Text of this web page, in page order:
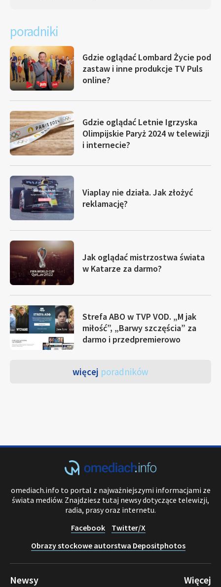
poradniki
Gdzie oglądać Lombard Życie pod
zastaw i inne produkcje TV Puls
online?
Gdzie oglądać Letnie Igrzyska
Olimpijskie Paryż 2024 w telewizji
i internecie?
Viaplay nie działa. Jak złożyć
reklamację?
Jak oglądać mistrzostwa świata
w Katarze za darmo?
Strefa ABO w TVP VOD. „M jak
miłość”, „Barwy szczęścia” za
darmo i przedpremierowo
więcej poradników
omediach.info to portal z najważniejszymi informacjami ze
świata mediów. Znajdziesz tutaj newsy dotyczące telewizji,
radia, prasy oraz internetu.
Facebook
Twitter/X
Obrazy stockowe autorstwa Depositphotos
Newsy Więcej